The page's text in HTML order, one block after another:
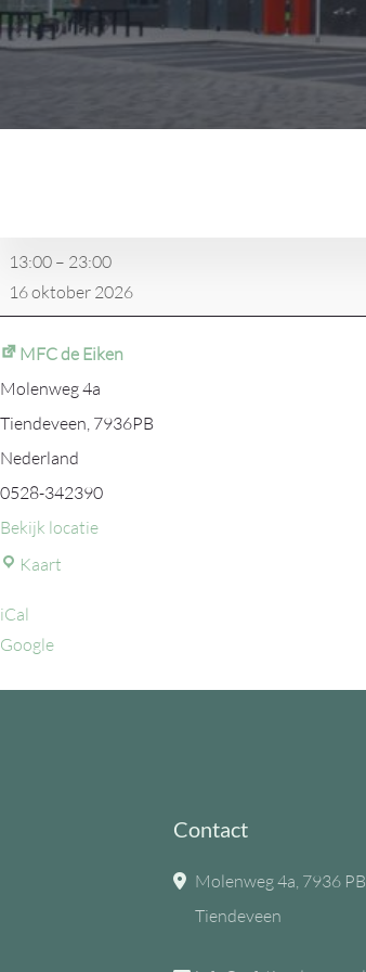
13:00 – 23:00
16 oktober 2026
MFC de Eiken
Molenweg 4a
Tiendeveen, 7936PB
Nederland
0528-342390
Bekijk locatie
Kaart
iCal
Google
Contact
Molenweg 4a, 7936 PB
Tiendeveen